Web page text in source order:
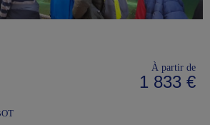
À partir de
1 833 €